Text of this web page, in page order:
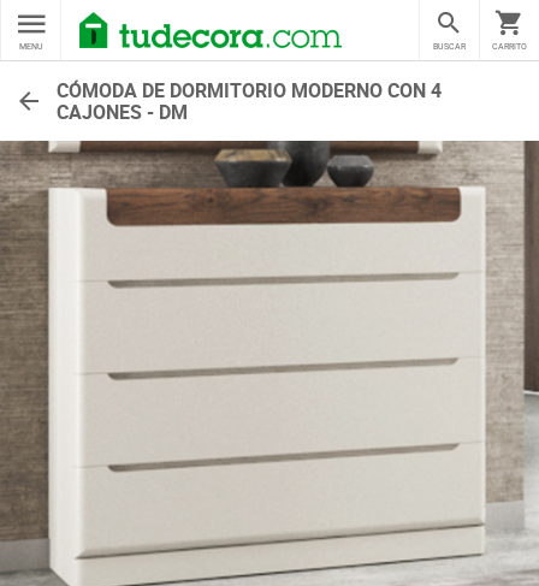
MENU CARRITO
BUSCAR
CÓMODA DE DORMITORIO MODERNO CON 4
CAJONES - DM